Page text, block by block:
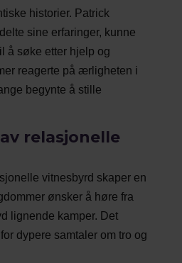
historier. Patrick
sine erfaringer, kunne
å søke etter hjelp og
reagerte på ærligheten i
begynte å stille
relasjonelle
vitnesbyrd skaper en
ønsker å høre fra
lignende kamper. Det
dypere samtaler om tro og